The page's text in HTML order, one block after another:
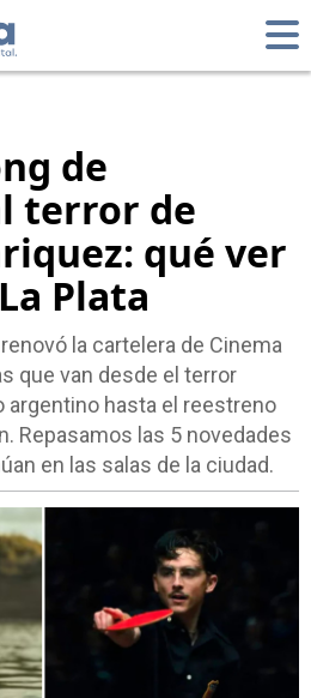
de
terror de
qué ver
Plata
la cartelera de Cinema
que van desde el terror
hasta el reestreno
Repasamos las 5 novedades
en las salas de la ciudad.